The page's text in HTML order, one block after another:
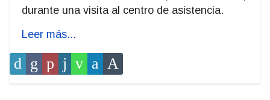
durante una visita al centro de asistencia.
Leer más...